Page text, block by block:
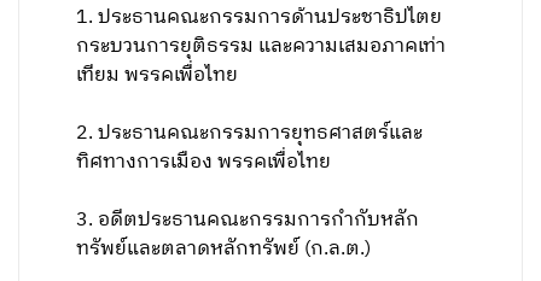
1. ประธานคณะกรรมการด้านประชาธิปไตย
กระบวนการยุติธรรม และความเสมอภาคเท่า
เทียม พรรคเพื่อไทย
2. ประธานคณะกรรมการยุทธศาสตร์และ
ทิศทางการเมือง พรรคเพื่อไทย
3. อดีตประธานคณะกรรมการกำกับหลัก
ทรัพย์และตลาดหลักทรัพย์ (ก.ล.ต.)